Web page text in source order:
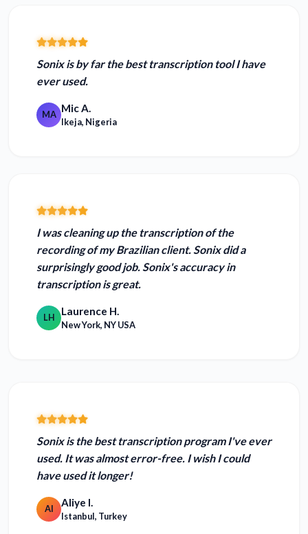
Sonix isby far the best transcription tool I have
ever used.
MA Mic A.
Ikeja, Nigeria
I was cleaning up the transcription of the
recording of my Brazilian client. Sonix did a
surprisingly good job.Sonix's accuracy in
transcription is great.
LH Laurence H.
New York, NY USA
Sonix is thebest transcription program I've ever
used. It was almost error-free. I wish I could
have used it longer!
AI Aliye I.
Istanbul, Turkey